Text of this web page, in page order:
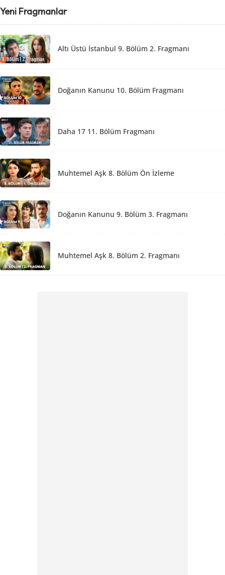
Yeni Fragmanlar
Altı Üstü İstanbul 9. Bölüm 2. Fragmanı
Doğanın Kanunu 10. Bölüm Fragmanı
Daha 17 11. Bölüm Fragmanı
Muhtemel Aşk 8. Bölüm Ön İzleme
Doğanın Kanunu 9. Bölüm 3. Fragmanı
Muhtemel Aşk 8. Bölüm 2. Fragmanı